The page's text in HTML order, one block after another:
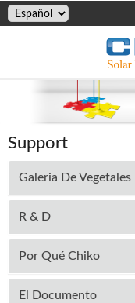
Support
Galeria De Vegetales
R & D
Por Qué Chiko
El Documento